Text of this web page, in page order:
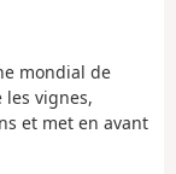
mondial de
les vignes,
et met en avant